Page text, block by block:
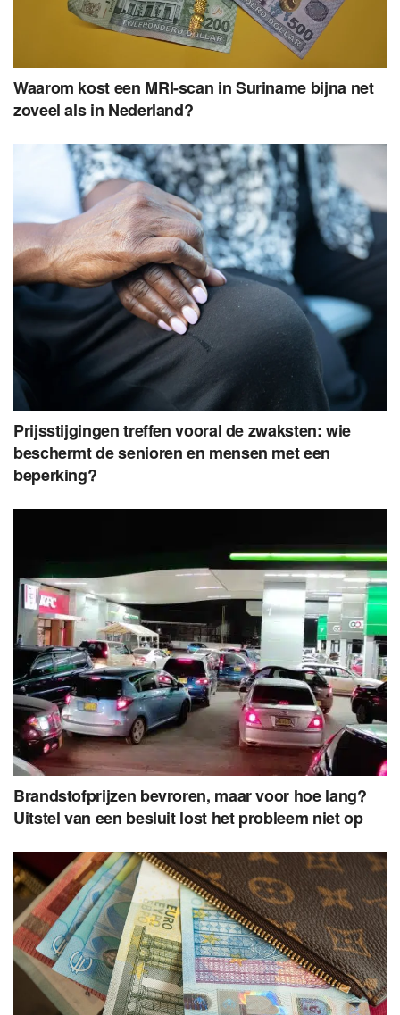
Waarom kost een MRI-scan in Suriname bijna net
zoveel als in Nederland?
Prijsstijgingen treffen vooral de zwaksten: wie
beschermt de senioren en mensen met een
beperking?
Brandstofprijzen bevroren, maar voor hoe lang?
Uitstel van een besluit lost het probleem niet op